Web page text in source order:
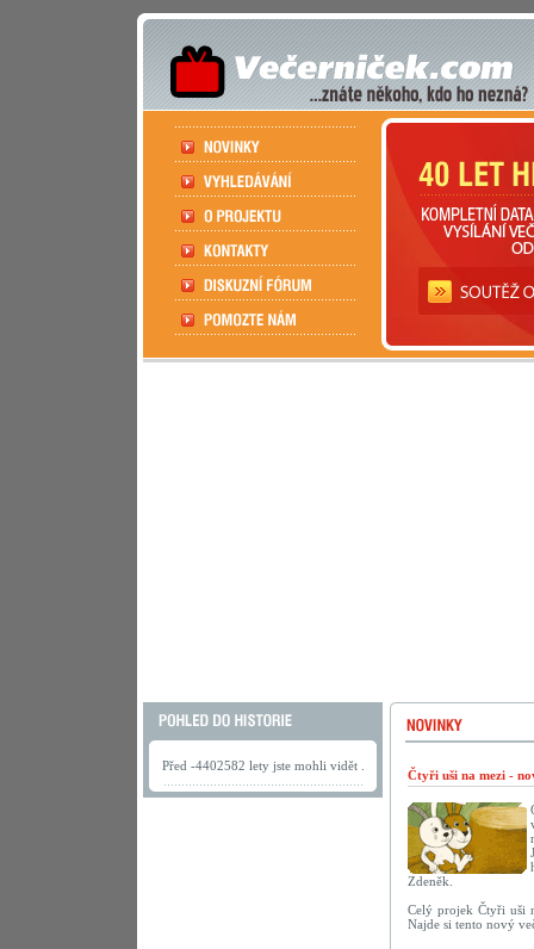
Před -4402582 lety jste mohli vidět .
Čtyři uši na mezi -
Zdeněk.
Celý projek Čtyři uši
Najde si tento nový